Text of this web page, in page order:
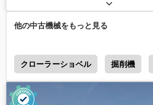
他の中古機械をもっと見る
クローラーショベル 掘削機